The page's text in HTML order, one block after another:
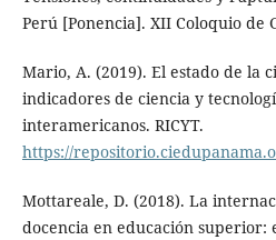
Perú [Ponencia]. XII Coloquio de
Mario, A. (2019). El estado de la
indicadores de ciencia y
interamericanos. RICYT.
https://
Mottareale, D. (2018). La
docencia en educación superior: